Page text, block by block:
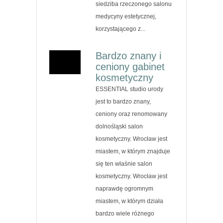
siedziba rzeczonego salonu
medycyny estetycznej,
korzystającego z...
Bardzo znany i
ceniony gabinet
kosmetyczny
ESSENTIAL studio urody
jest to bardzo znany,
ceniony oraz renomowany
dolnośląski salon
kosmetyczny. Wrocław jest
miastem, w którym znajduje
się ten właśnie salon
kosmetyczny. Wrocław jest
naprawdę ogromnym
miastem, w którym działa
bardzo wiele różnego